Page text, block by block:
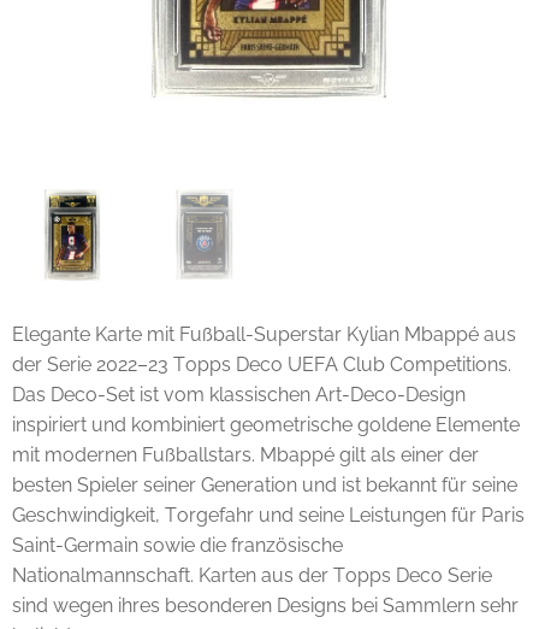
Elegante Karte mit Fußball-Superstar Kylian Mbappé aus
der Serie 2022–23 Topps Deco UEFA Club Competitions.
Das Deco-Set ist vom klassischen Art-Deco-Design
inspiriert und kombiniert geometrische goldene Elemente
mit modernen Fußballstars. Mbappé gilt als einer der
besten Spieler seiner Generation und ist bekannt für seine
Geschwindigkeit, Torgefahr und seine Leistungen für Paris
Saint-Germain sowie die französische
Nationalmannschaft. Karten aus der Topps Deco Serie
sind wegen ihres besonderen Designs bei Sammlern sehr